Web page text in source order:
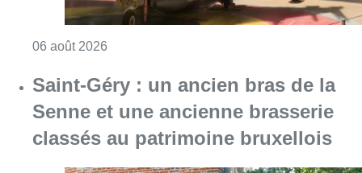
06 août 2026
Saint-Géry : un ancien bras de la
Senne et une ancienne brasserie
classés au patrimoine bruxellois